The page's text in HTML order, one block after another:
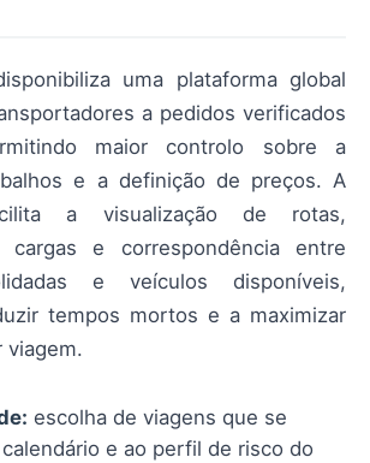
uma plataforma global
a pedidos verificados
maior controlo sobre a
e a definição de preços. A
a visualização de rotas,
cargas e correspondência entre
e veículos disponíveis,
tempos mortos e a maximizar
viagem.
escolha de viagens que se
e ao perfil de risco do